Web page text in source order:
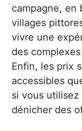
campagne,
villages
vivre une
des
Enfin, les prix
accessibles
si vous
dénicher des